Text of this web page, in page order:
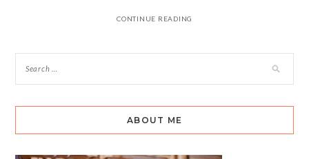
CONTINUE READING
ABOUT ME